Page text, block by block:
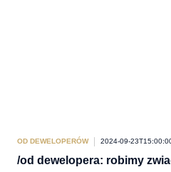
OD DEWELOPERÓW 2024-09-
/od dewelopera: robimy